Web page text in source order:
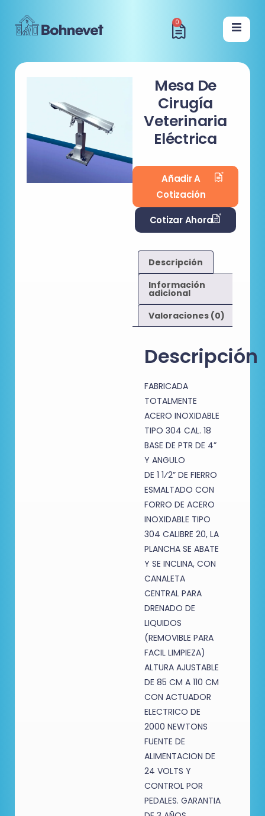
0
Mesa De
Cirugía
Veterinaria
Eléctrica
Añadir A
Cotización
Cotizar Ahora
Descripción
Información
adicional
Valoraciones (0)
Descripción
FABRICADA
TOTALMENTE
ACERO INOXIDABLE
TIPO 304 CAL. 18
BASE DE PTR DE 4”
Y ANGULO
DE 1 1⁄2” DE FIERRO
ESMALTADO CON
FORRO DE ACERO
INOXIDABLE TIPO
304 CALIBRE 20, LA
PLANCHA SE ABATE
Y SE INCLINA, CON
CANALETA
CENTRAL PARA
DRENADO DE
LIQUIDOS
(REMOVIBLE PARA
FACIL LIMPIEZA)
ALTURA AJUSTABLE
DE 85 CM A 110 CM
CON ACTUADOR
ELECTRICO DE
2000 NEWTONS
FUENTE DE
ALIMENTACION DE
24 VOLTS Y
CONTROL POR
PEDALES. GARANTIA